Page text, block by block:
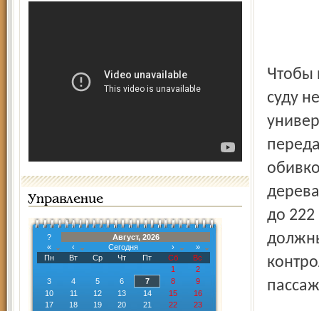
Управление
?
Август, 2026
«
‹ Сегодня ›
»
Пн
Вт Ср Чт Пт Сб
Вс
1
2
3
4 5 6 7 8
9
10
11 12 13 14 15
16
17
18 19 20 21 22
23
Чтобы полноценно исполнять свои функции, областному
суду
до 222